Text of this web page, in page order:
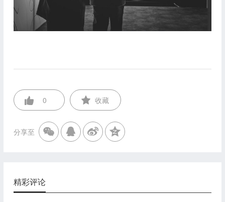
0 收藏
分享至
精彩评论